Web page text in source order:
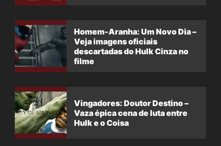
Homem-Aranha: Um Novo Dia –
Veja imagens oficiais
descartadas do Hulk Cinza no
filme
Vingadores: Doutor Destino –
Vaza épica cena de luta entre
Hulk e o Coisa